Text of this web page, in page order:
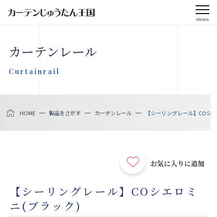
menu
会社案内
お知らせ
製品をさがす
カーテンレール
Curtainrail
HOME 製品をさがす カーテンレール 【シーリングレール】COシ
お気に入りに追加
【シーリングレール】COシエロミ
ニ(ブラック)